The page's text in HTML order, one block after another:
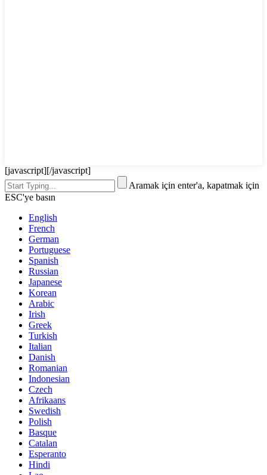
[javascript][/javascript]
Aramak için enter'a, kapatmak için
ESC'ye basın
English
French
German
Portuguese
Spanish
Russian
Japanese
Korean
Arabic
Irish
Greek
Turkish
Italian
Danish
Romanian
Indonesian
Czech
Afrikaans
Swedish
Polish
Basque
Catalan
Esperanto
Hindi